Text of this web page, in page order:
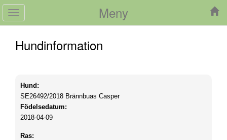
Meny
Toggle
navigation
Hundinformation
Hund:
SE26492/2018 Brännbuas Casper
Födelsedatum:
2018-04-09
Ras: